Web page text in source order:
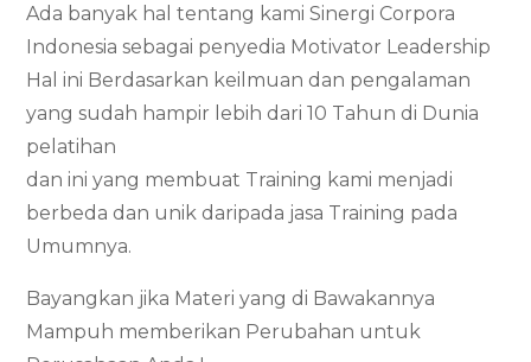
Ada banyak hal tentang kami Sinergi Corpora
Indonesia sebagai penyedia Motivator Leadership
Hal ini Berdasarkan keilmuan dan pengalaman
yang sudah hampir lebih dari 10 Tahun di Dunia
pelatihan
dan ini yang membuat Training kami menjadi
berbeda dan unik daripada jasa Training pada
Umumnya.
Bayangkan jika Materi yang di Bawakannya
Mampuh memberikan Perubahan untuk